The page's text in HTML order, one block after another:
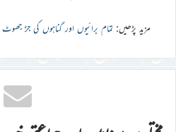
مزید پڑھیں: تمام برائیوں اور گناہوں کی جڑ